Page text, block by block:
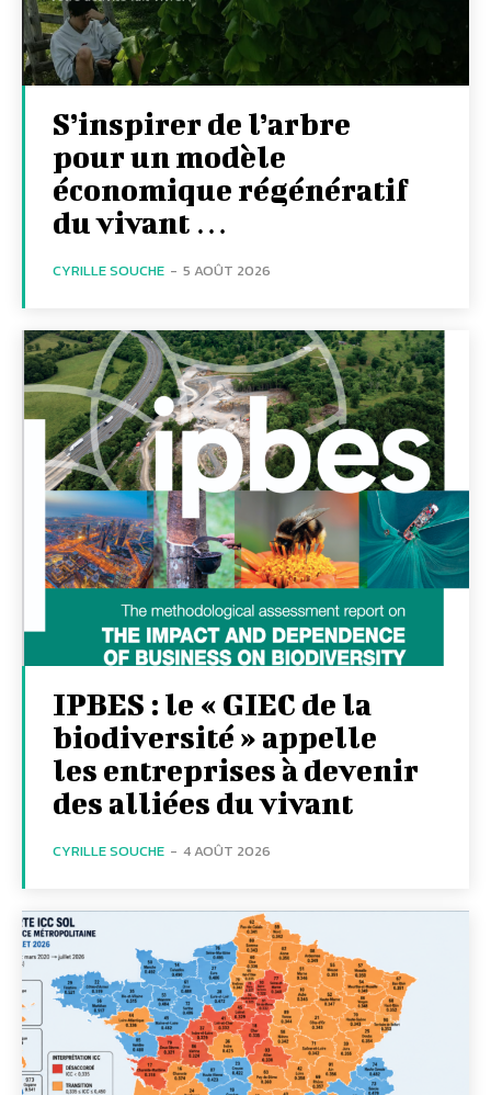
S’inspirer de l’arbre
pour un modèle
économique régénératif
du vivant …
CYRILLE SOUCHE - 5 AOÛT 2026
IPBES : le « GIEC de la
biodiversité » appelle
les entreprises à devenir
des alliées du vivant
CYRILLE SOUCHE - 4 AOÛT 2026